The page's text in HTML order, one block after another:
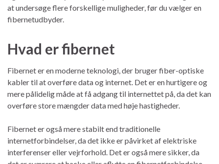
at undersøge flere forskellige muligheder, før du vælger en
fibernetudbyder.
Hvad er fibernet
Fibernet er en moderne teknologi, der bruger fiber-optiske
kabler til at overføre data og internet. Det er en hurtigere og
mere pålidelig måde at få adgang til internettet på, da det kan
overføre store mængder data med høje hastigheder.
Fibernet er også mere stabilt end traditionelle
internetforbindelser, da det ikke er påvirket af elektriske
interferenser eller vejrforhold. Det er også mere sikker, da